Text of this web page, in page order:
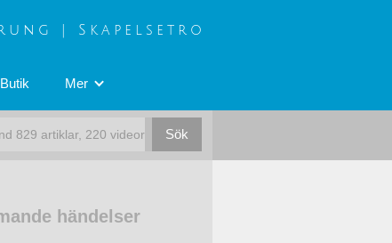
| Skapelsetro
Butik Mer
händelser